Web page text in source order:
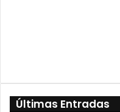
Últimas Entradas